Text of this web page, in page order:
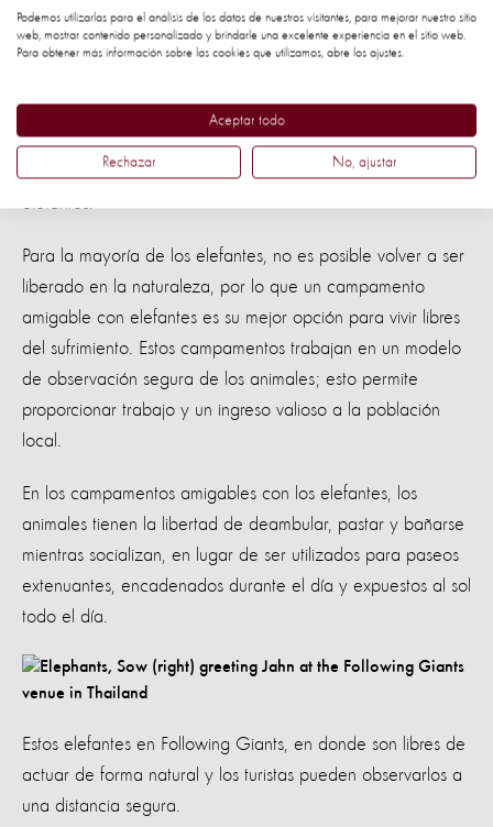
una prohibición de la cría en cautiverio de elefantes para
garantizar que las futuras generaciones de elefantes se
de acabar con la crueldad al rechazar las prácticas poco
éticas y optando por ver a los elefantes en su hábitat
natural o apoyar campamentos amigables con los
Para la mayoría de los elefantes, no es posible volver a ser
liberado en la naturaleza, por lo que un campamento
amigable con elefantes es su mejor opción para vivir libres
del sufrimiento. Estos campamentos trabajan en un modelo
de observación segura de los animales; esto permite
proporcionar trabajo y un ingreso valioso a la población
local.
En los campamentos amigables con los elefantes, los
animales tienen la libertad de deambular, pastar y bañarse
mientras socializan, en lugar de ser utilizados para paseos
extenuantes, encadenados durante el día y expuestos al sol
todo el día.
Estos elefantes en Following Giants, en donde son libres de
actuar de forma natural y los turistas pueden observarlos a
una distancia segura.
Podemos utilizarlas para el análisis de los datos de nuestros visitantes, para mejorar nuestro sitio
web, mostrar contenido personalizado y brindarle una excelente experiencia en el sitio web.
Para obtener más información sobre las cookies que utilizamos, abre los ajustes.
Aceptar todo
Rechazar No, ajustar